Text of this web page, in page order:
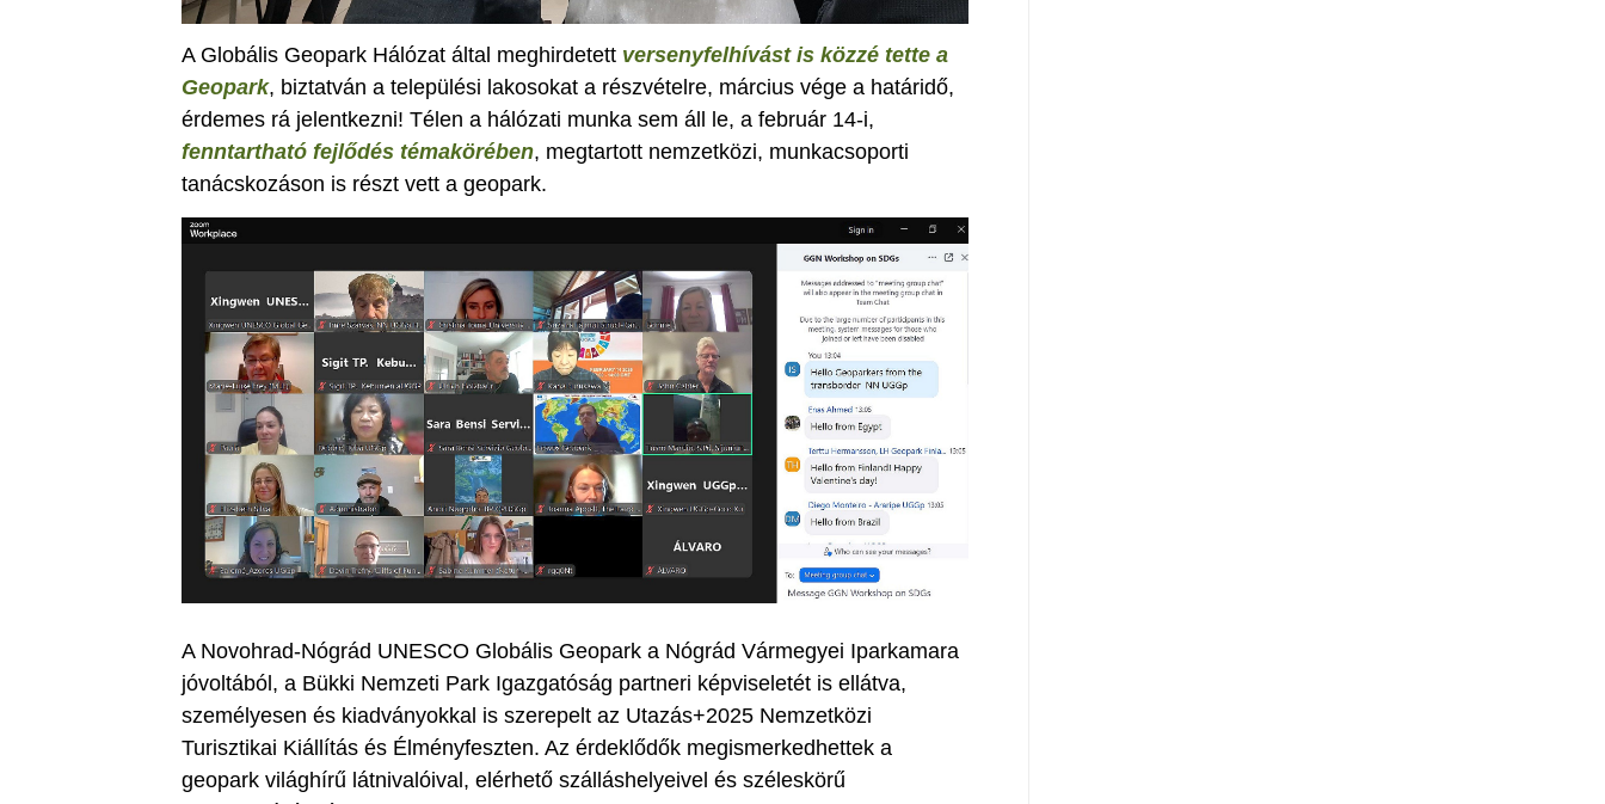
A Globális Geopark Hálózat által meghirdetett versenyfelhívást is közzé tette a
Geopark, biztatván a települési lakosokat a részvételre, március vége a határidő,
érdemes rá jelentkezni! Télen a hálózati munka sem áll le, a február 14-i,
fenntartható fejlődés témakörében, megtartott nemzetközi, munkacsoporti
tanácskozáson is részt vett a geopark.
A Novohrad-Nógrád UNESCO Globális Geopark a Nógrád Vármegyei Iparkamara
jóvoltából, a Bükki Nemzeti Park Igazgatóság partneri képviseletét is ellátva,
személyesen és kiadványokkal is szerepelt az Utazás+2025 Nemzetközi
Turisztikai Kiállítás és Élményfeszten. Az érdeklődők megismerkedhettek a
geopark világhírű látnivalóival, elérhető szálláshelyeivel és széleskörű